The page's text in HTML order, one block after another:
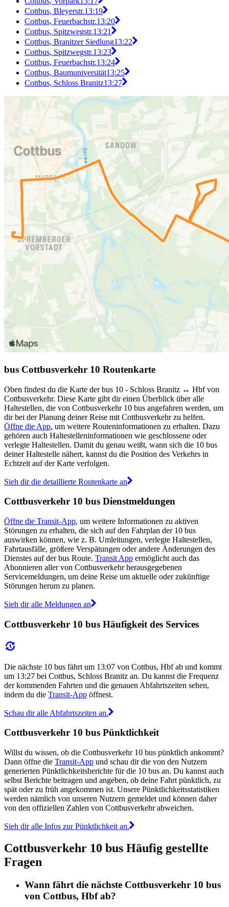
Cottbus, Bleyerstr.13:19
Cottbus, Feuerbachstr.13:20
Cottbus, Spitzwegstr.13:21
Cottbus, Branitzer Siedlung13:22
Cottbus, Spitzwegstr.13:23
Cottbus, Feuerbachstr.13:24
Cottbus, Baumuniversität13:25
Cottbus, Schloss Branitz13:27
bus Cottbusverkehr 10 Routenkarte
Oben findest du die Karte der bus 10 - Schloss Branitz ↔︎ Hbf von
Cottbusverkehr. Diese Karte gibt dir einen Überblick über alle
Haltestellen, die von Cottbusverkehr 10 bus angefahren werden, um
dir bei der Planung deiner Reise mit Cottbusverkehr zu helfen.
Öffne die App, um weitere Routeninformationen zu erhalten. Dazu
gehören auch Haltestelleninformationen wie geschlossene oder
verlegte Haltestellen. Damit du genau weißt, wann sich die 10 bus
deiner Haltestelle nähert, kannst du die Position des Verkehrs in
Echtzeit auf der Karte verfolgen.
Sieh dir die detaillierte Routenkarte an
Cottbusverkehr 10 bus Dienstmeldungen
Öffne die Transit-App, um weitere Informationen zu aktiven
Störungen zu erhalten, die sich auf den Fahrplan der 10 bus
auswirken können, wie z. B. Umleitungen, verlegte Haltestellen,
Fahrtausfälle, größere Verspätungen oder andere Änderungen des
Dienstes auf der bus Route. Transit App ermöglicht auch das
Abonnieren aller von Cottbusverkehr herausgegebenen
Servicemeldungen, um deine Reise um aktuelle oder zukünftige
Störungen herum zu planen.
Sieh dir alle Meldungen an
Cottbusverkehr 10 bus Häufigkeit des Services
Die nächste 10 bus fährt um 13:07 von Cottbus, Hbf ab und kommt
um 13:27 bei Cottbus, Schloss Branitz an. Du kannst die Frequenz
der kommenden Fahrten und die genauen Abfahrtszeiten sehen,
indem du die Transit-App öffnest.
Schau dir alle Abfahrtszeiten an.
Cottbusverkehr 10 bus Pünktlichkeit
Willst du wissen, ob die Cottbusverkehr 10 bus pünktlich ankommt?
Dann öffne die Transit-App und schau dir die von den Nutzern
generierten Pünktlichkeitsberichte für die 10 bus an. Du kannst auch
selbst Berichte beitragen und angeben, ob deine Fahrt pünktlich, zu
spät oder zu früh angekommen ist. Unsere Pünktlichkeitsstatistiken
werden nämlich von unseren Nutzern gemeldet und können daher
von den offiziellen Zahlen von Cottbusverkehr abweichen.
Sieh dir alle Infos zur Pünktlichkeit an.
Cottbusverkehr 10 bus Häufig gestellte
Fragen
Wann fährt die nächste Cottbusverkehr 10 bus
von Cottbus, Hbf ab?